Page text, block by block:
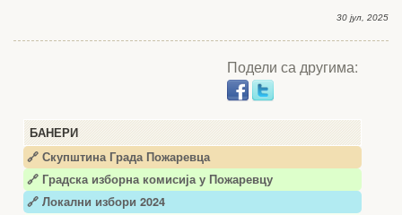
БАНЕРИ
🔗 Скупштина Града Пожаревца
🔗 Градска изборна комисија у Пожаревцу
🔗 Локални избори 2024
30 јул, 2025
Подели са другима: